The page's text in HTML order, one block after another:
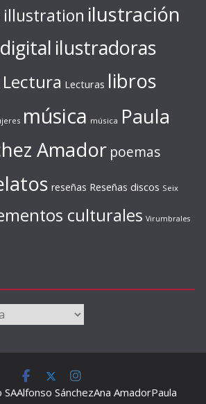
illustration ilustración
ilustradoras
Lectura Lecturas libros
música música Paula
Amador poemas
reseñas Reseñas discos Seix
culturales Virumbrales
SAAlfonso SánchezAna AmadorPaula